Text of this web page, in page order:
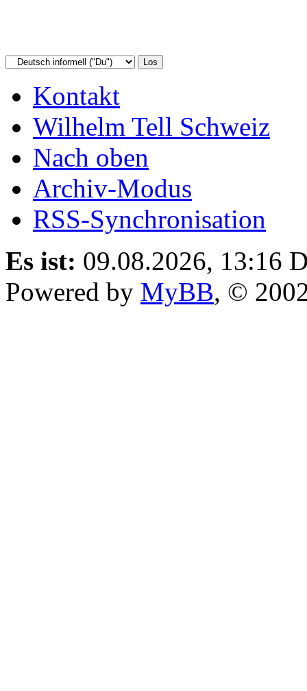
Kontakt
Wilhelm Tell Schweiz
Nach oben
Archiv-Modus
RSS-Synchronisation
Es ist: 09.08.2026, 13:16
Powered by MyBB, ©